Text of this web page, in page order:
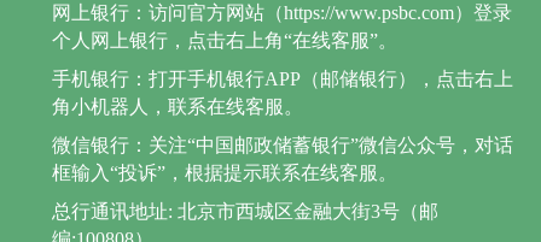
网上银行：访问官方网站（https://www.psbc.com）登录
个人网上银行，点击右上角“在线客服”。
手机银行：打开手机银行APP（邮储银行），点击右上
角小机器人，联系在线客服。
微信银行：关注“中国邮政储蓄银行”微信公众号，对话
框输入“投诉”，根据提示联系在线客服。
总行通讯地址: 北京市西城区金融大街3号（邮